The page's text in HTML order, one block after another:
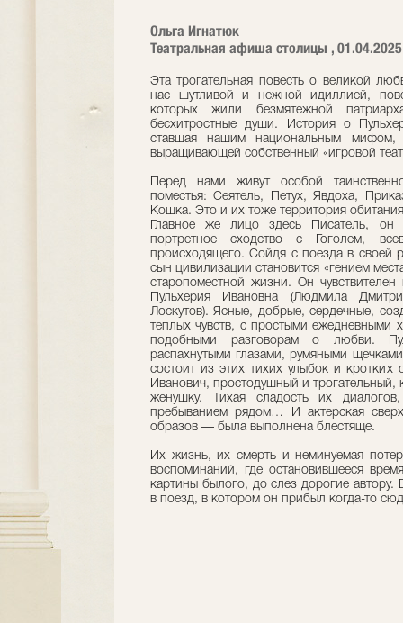
Ольга Игнатюк
Театральная афиша столицы , 01.04.2025
Эта трогательная повесть о великой
нас шутливой и нежной идиллией,
которых жили безмятежной
бесхитростные души. История о
ставшая нашим национальным мифом,
выращивающей собственный «игровой
Перед нами живут особой
поместья: Сеятель, Петух, Явдоха,
Кошка. Это и их тоже территория
Главное же лицо здесь Писатель,
портретное сходство с Гоголем,
происходящего. Сойдя с поезда в своей
сын цивилизации становится «гением
старопоместной жизни. Он
Пульхерия Ивановна (Людмила
Лоскутов). Ясные, добрые, сердечные,
теплых чувств, с простыми ежедневными
подобными разговорам о любви.
распахнутыми глазами, румяными
состоит из этих тихих улыбок и
Иванович, простодушный и
женушку. Тихая сладость их
пребыванием рядом… И актерская
образов — была выполнена блестяще.
Их жизнь, их смерть и неминуемая
воспоминаний, где остановившееся
картины былого, до слез дорогие автору.
в поезд, в котором он прибыл когда-то